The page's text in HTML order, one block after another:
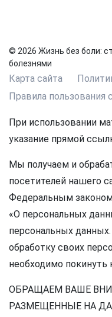
© 2026 Жизнь без боли:
болезнями
Карта сайта
Правила пользования
При использовании
указание прямой
Мы получаем и
посетителей нашего
Федеральным
«О персональных
персональных
обработку своих
необходимо покинуть
ОБРАЩАЕМ ВАШЕ
РАЗМЕЩЕННЫЕ НА